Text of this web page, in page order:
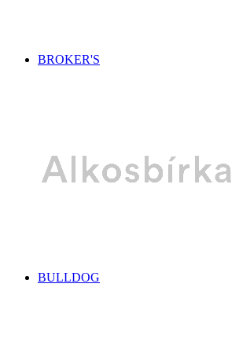
BROKER'S
BULLDOG